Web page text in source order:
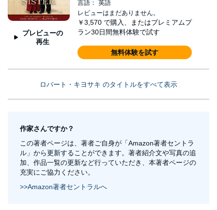
プレビューの
再生
言語： 英語
レビューはまだありません。
￥3,570 で購入、またはプレミアムプ
ラン30日間無料体験で試す
無料体験を試す
ロバート・キヨサキ のタイトルをすべて表示
作家さんですか？
この著者ページは、著者ご自身が「Amazon著者セントラ
ル」から更新することができます。著者紹介文や写真の追
加、作品一覧の更新など行っていただき、本著者ページの
充実にご協力ください。
>>Amazon著者セントラルへ